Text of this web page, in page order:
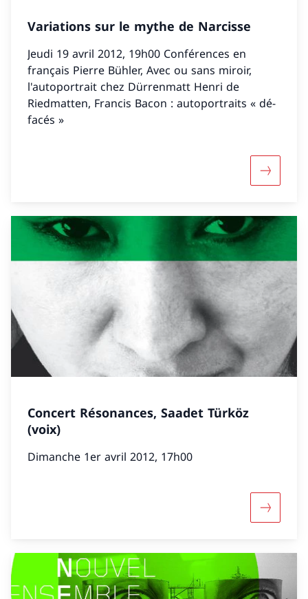
Variations sur le mythe de Narcisse
Jeudi 19 avril 2012, 19h00 Conférences en
français Pierre Bühler, Avec ou sans miroir,
l'autoportrait chez Dürrenmatt Henri de
Riedmatten, Francis Bacon : autoportraits « dé-
facés »
Concert Résonances, Saadet Türköz
(voix)
Dimanche 1er avril 2012, 17h00